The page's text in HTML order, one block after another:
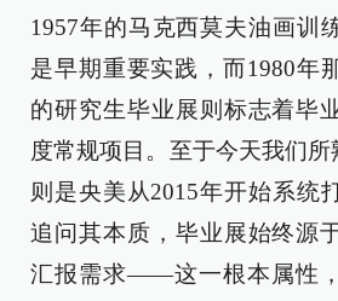
1957年的马克西莫夫油画训
是早期重要实践，而1980年
的研究生毕业展则标志着毕
度常规项目。至于今天我们所
则是央美从2015年开始系统
追问其本质，毕业展始终源
汇报需求——这一根本属性